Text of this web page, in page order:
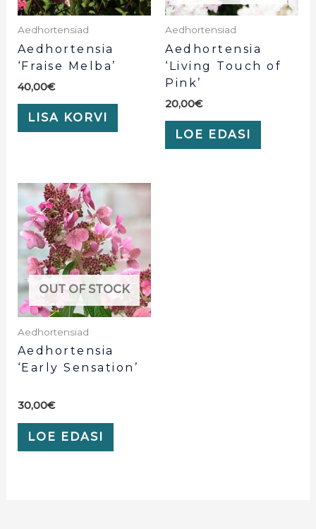
Aedhortensiad
Aedhortensia
‘Fraise Melba’
40,00€
LISA KORVI
Aedhortensiad
Aedhortensia
‘Living Touch of
Pink’
20,00€
LOE EDASI
OUT OF STOCK
Aedhortensiad
Aedhortensia
‘Early Sensation’
30,00€
LOE EDASI